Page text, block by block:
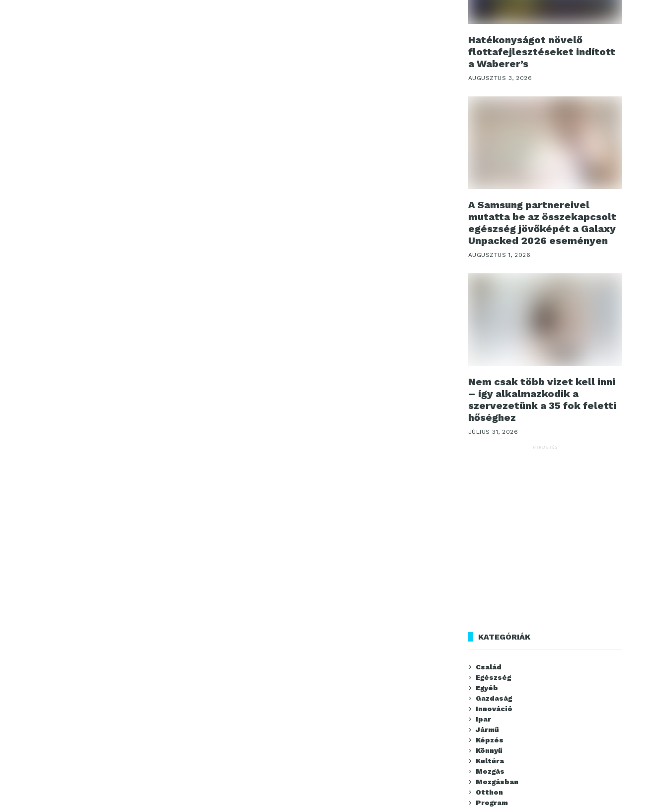
Hatékonyságot növelő
flottafejlesztéseket indított
a Waberer’s
AUGUSZTUS 3, 2026
A Samsung partnereivel
mutatta be az összekapcsolt
egészség jövőképét a Galaxy
Unpacked 2026 eseményen
AUGUSZTUS 1, 2026
Nem csak több vizet kell inni
– így alkalmazkodik a
szervezetünk a 35 fok feletti
hőséghez
JÚLIUS 31, 2026
HIRDETÉS
KATEGÓRIÁK
Család
Egészség
Egyéb
Gazdaság
Innováció
Ipar
Jármű
Képzés
Könnyű
Kultúra
Mozgás
Mozgásban
Otthon
Program